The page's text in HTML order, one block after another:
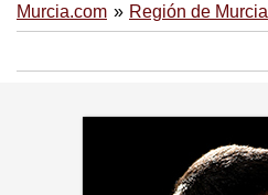
Murcia.com Región de Murcia